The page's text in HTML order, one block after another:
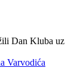
Dan Kluba uz